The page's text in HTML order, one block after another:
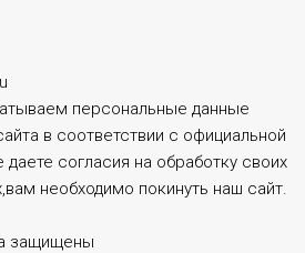
персональные данные
в соответствии с официальной
даете согласия на обработку своих
необходимо покинуть наш сайт.
защищены